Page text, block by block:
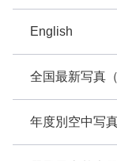
English
全国最新写真
年度別空中写